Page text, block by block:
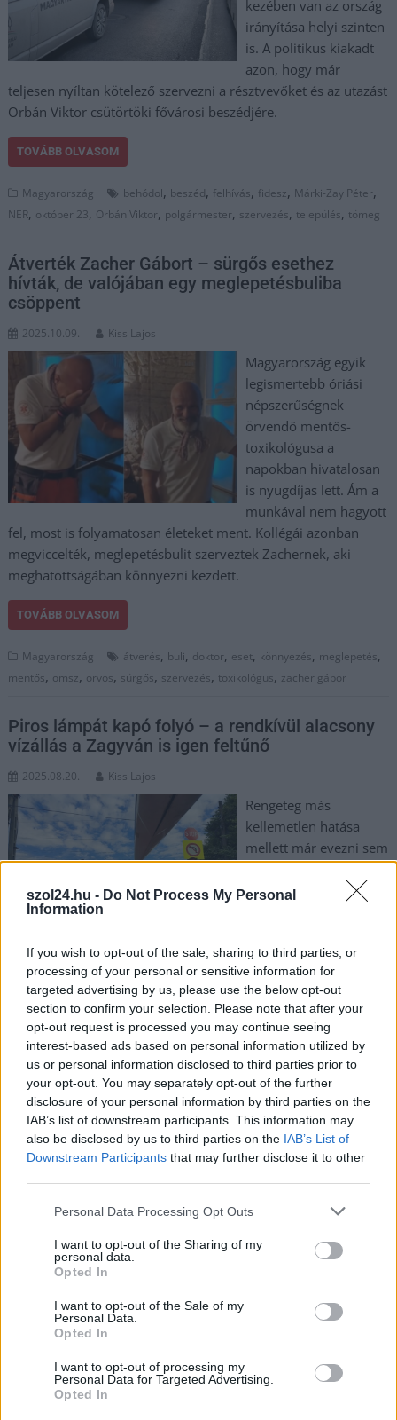
szol24.hu - Do Not Process My Personal
Information
If you wish to opt-out of the sale, sharing to third parties, or
processing of your personal or sensitive information for
targeted advertising by us, please use the below opt-out
section to confirm your selection. Please note that after your
opt-out request is processed you may continue seeing
interest-based ads based on personal information utilized by
us or personal information disclosed to third parties prior to
your opt-out. You may separately opt-out of the further
disclosure of your personal information by third parties on the
IAB’s list of downstream participants. This information may
also be disclosed by us to third parties on the IAB’s List of
Downstream Participants that may further disclose it to other
Please note that this website/app uses one or more Google
not limited to your visit or usage behaviour. You may click to
grant or deny consent to Google and its third-party tags to
use your data for below specified purposes in below Google
consent section.
Personal Data Processing Opt Outs
I want to opt-out of the Sharing of my
personal data.
Opted In
I want to opt-out of the Sale of my
Personal Data.
Opted In
I want to opt-out of processing my
Personal Data for Targeted Advertising.
Opted In
kezében van az ország
irányítása helyi szinten
is. A politikus kiakadt
azon, hogy már
teljesen nyíltan kötelező szervezni a résztvevőket és az utazást
Orbán Viktor csütörtöki fővárosi beszédjére.
TOVÁBB OLVASOM
Magyarország behódol, beszéd, felhívás, fidesz, Márki-Zay Péter,
NER, október 23, Orbán Viktor, polgármester, szervezés, település, tömeg
Átverték Zacher Gábort – sürgős esethez
hívták, de valójában egy meglepetésbuliba
csöppent
2025.10.09. Kiss Lajos
Magyarország egyik
legismertebb óriási
népszerűségnek
örvendő mentős-
toxikológusa a
napokban hivatalosan
is nyugdíjas lett. Ám a
munkával nem hagyott
fel, most is folyamatosan életeket ment. Kollégái azonban
megviccelték, meglepetésbulit szerveztek Zachernek, aki
meghatottságában könnyezni kezdett.
TOVÁBB OLVASOM
Magyarország átverés, buli, doktor, eset, könnyezés, meglepetés,
mentős, omsz, orvos, sürgős, szervezés, toxikológus, zacher gábor
Piros lámpát kapó folyó – a rendkívül alacsony
vízállás a Zagyván is igen feltűnő
2025.08.20. Kiss Lajos
Rengeteg más
kellemetlen hatása
mellett már evezni sem
nyáron a folyóban, de
TOVÁBB OLVASOM
JNSZ megyei hírek aszály,csapadék,ESŐ ,evezés,folyó, hiány,
Jász-Nagykun Szolnok megye,ősz,piros lámpa ,szárazság,szervezés
,
Magyar Péter szerint Orbán Európa Pride-
királya lett – de óriásit nyilatkozott egy Mi
Hazánk-szimpatizáns férfi is
Bár a politikai palettán
egymás mellett a MH,
ellenzékiek ismerték
réges régen nem a Pride-ról szólt, hanem a
szabadságjogokról.